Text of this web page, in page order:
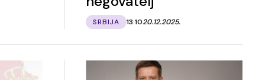
SRBIJA 13:1020.12.2025.